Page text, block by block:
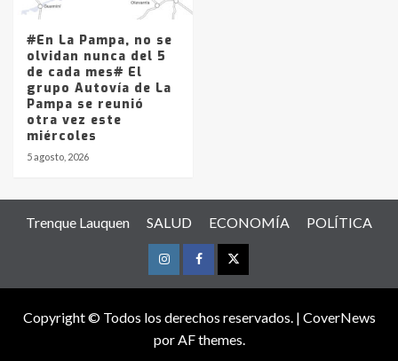
#En La Pampa, no se
olvidan nunca del 5
de cada mes# El
grupo Autovía de La
Pampa se reunió
otra vez este
miércoles
5 agosto, 2026
Trenque Lauquen SALUD ECONOMÍA POLÍTICA
InstagramFacebookTwitter
Copyright © Todos los derechos reservados. | CoverNews
por AF themes.